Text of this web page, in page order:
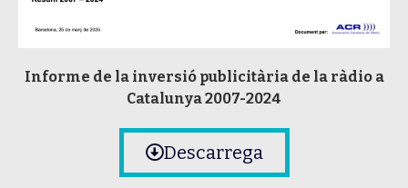
Informe de la inversió publicitària de la ràdio a
Catalunya 2007-2024
Descarrega